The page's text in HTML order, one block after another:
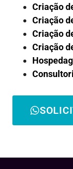
Criação
Criação
Criação
Criação